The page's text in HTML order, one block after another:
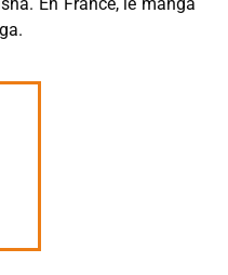
En France, le manga